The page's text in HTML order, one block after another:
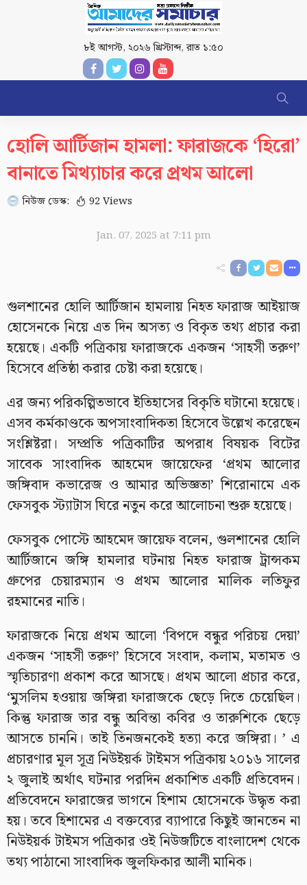
৮ই আগস্ট, ২০২৬ খ্রিস্টাব্দ,রাত ১:৫০
হোলি আর্টিজান হামলা: ফারাজকে ‘হিরো’
বানাতে মিথ্যাচার করে প্রথম আলো
নিউজ ডেস্ক: 92 Views
Jan. 07, 2025 at 7:11 pm
গুলশানের হোলি আর্টিজান হামলায় নিহত ফারাজ আইয়াজ
হোসেনকে নিয়ে এত দিন অসত্য ও বিকৃত তথ্য প্রচার করা
হয়েছে। একটি পত্রিকায় ফারাজকে একজন ‘সাহসী তরুণ’
হিসেবে প্রতিষ্ঠা করার চেষ্টা করা হয়েছে।
এর জন্য পরিকল্পিতভাবে ইতিহাসের বিকৃতি ঘটানো হয়েছে।
এসব কর্মকাণ্ডকে অপসাংবাদিকতা হিসেবে উল্লেখ করেছেন
সংশ্লিষ্টরা। সম্প্রতি পত্রিকাটির অপরাধ বিষয়ক বিটের
সাবেক সাংবাদিক আহমেদ জায়েফের ‘প্রথম আলোর
জঙ্গিবাদ কভারেজ ও আমার অভিজ্ঞতা’ শিরোনামে এক
ফেসবুক স্ট্যাটাস ঘিরে নতুন করে আলোচনা শুরু হয়েছে।
ফেসবুক পোস্টে আহমেদ জায়েফ বলেন, গুলশানের হোলি
আর্টিজানে জঙ্গি হামলার ঘটনায় নিহত ফারাজ ট্রান্সকম
গ্রুপের চেয়ারম্যান ও প্রথম আলোর মালিক লতিফুর
রহমানের নাতি।
ফারাজকে নিয়ে প্রথম আলো ‘বিপদে বন্ধুর পরিচয় দেয়া’
একজন ‘সাহসী তরুণ’ হিসেবে সংবাদ, কলাম, মতামত ও
স্মৃতিচারণা প্রকাশ করে আসছে। প্রথম আলো প্রচার করে,
‘মুসলিম হওয়ায় জঙ্গিরা ফারাজকে ছেড়ে দিতে চেয়েছিল।
কিন্তু ফারাজ তার বন্ধু অবিন্তা কবির ও তারুশিকে ছেড়ে
আসতে চাননি। তাই তিনজনকেই হত্যা করে জঙ্গিরা। ’ এ
প্রচারণার মূল সূত্র নিউইয়র্ক টাইমস পত্রিকায় ২০১৬ সালের
২ জুলাই অর্থাৎ ঘটনার পরদিন প্রকাশিত একটি প্রতিবেদন।
প্রতিবেদনে ফারাজের ভাগনে হিশাম হোসেনকে উদ্ধৃত করা
হয়। তবে হিশামের এ বক্তব্যের ব্যাপারে কিছুই জানতেন না
নিউইয়র্ক টাইমস পত্রিকার ওই নিউজটিতে বাংলাদেশ থেকে
তথ্য পাঠানো সাংবাদিক জুলফিকার আলী মানিক।